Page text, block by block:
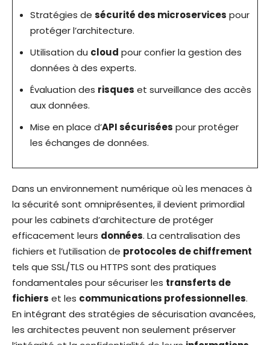
Stratégies de sécurité des microservices pour
protéger l’architecture.
Utilisation du cloud pour confier la gestion des
données à des experts.
Évaluation des risques et surveillance des accès
aux données.
Mise en place d’API sécurisées pour protéger
les échanges de données.
Dans un environnement numérique où les menaces à
la sécurité sont omniprésentes, il devient primordial
pour les cabinets d’architecture de protéger
efficacement leurs données. La centralisation des
fichiers et l’utilisation de protocoles de chiffrement
tels que SSL/TLS ou HTTPS sont des pratiques
fondamentales pour sécuriser les transferts de
fichiers et les communications professionnelles.
En intégrant des stratégies de sécurisation avancées,
les architectes peuvent non seulement préserver